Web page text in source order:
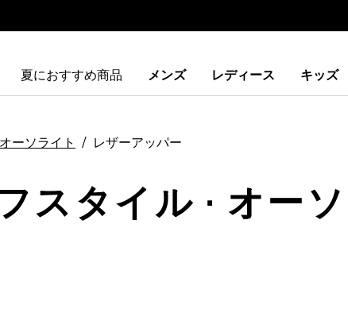
夏におすすめ商品 メンズ レディース キッズ
オーソライト レザーアッパー
スタイル · オー